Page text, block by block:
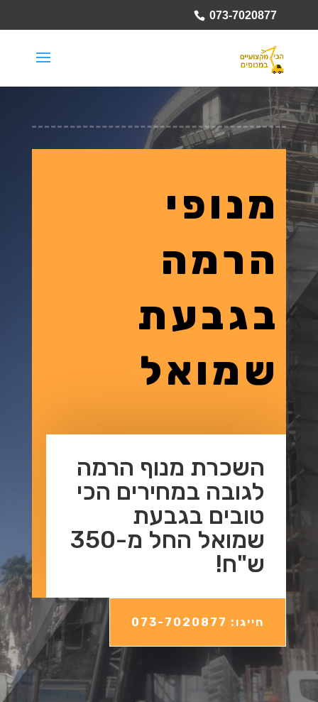
073-7020877
מנופי
הרמה
בגבעת
שמואל
השכרת מנוף הרמה
לגובה במחירים הכי
טובים בגבעת
שמואל החל מ-350
ש"ח!
חייגו: 073-7020877